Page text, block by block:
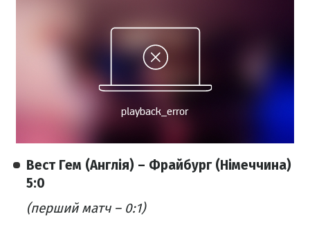
Вест Гем (Англія) – Фрайбург (Німеччина)
5:0
(перший матч – 0:1)